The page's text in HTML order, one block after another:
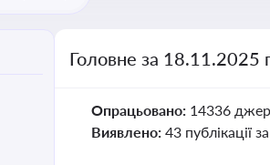
Головне за 18.11.2025
Опрацьовано: 14336
Виявлено: 43 публікації